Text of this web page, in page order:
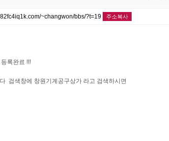
~changwon/bbs/?t=19 주소복사
록완료 !!!
검색창에 창원기계공구상가 라고 검색하시면